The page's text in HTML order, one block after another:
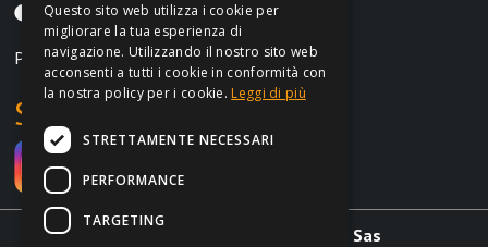
Lunedì-Venerdì, 9:00-12:30 | 14:30-18:30
P.IVA IT02962690364
Social
Irontrust s.a.s. di Marchi L. & C. Sas
Questo sito web utilizza i cookie per
migliorare la tua esperienza di
navigazione. Utilizzando il nostro sito web
acconsenti a tutti i cookie in conformità con
la nostra policy per i cookie. Leggi di più
STRETTAMENTE NECESSARI
PERFORMANCE
TARGETING